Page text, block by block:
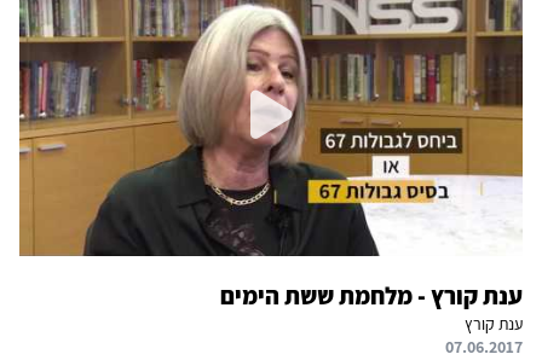
ענת קורץ - מלחמת ששת הימים
ענת קורץ
07.06.2017